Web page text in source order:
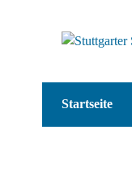
Startseite